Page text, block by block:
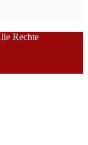
Rechte